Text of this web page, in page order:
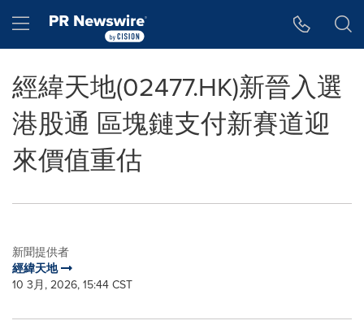
Hamburger menu
經緯天地(02477.HK)新晉入選
港股通 區塊鏈支付新賽道迎
來價值重估
新聞提供者
經緯天地
10 3月, 2026, 15:44 CST